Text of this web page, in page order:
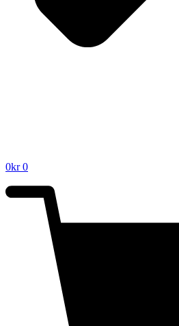
0kr 0